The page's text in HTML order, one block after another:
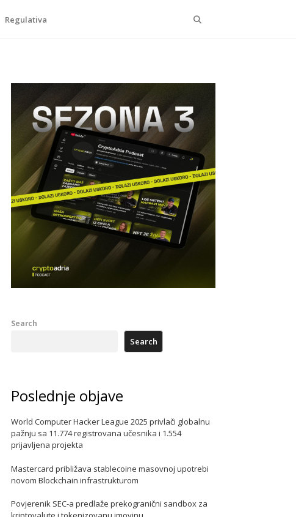
Regulativa
Search
Search
Poslednje objave
World Computer Hacker League 2025 privlači globalnu
pažnju sa 11.774 registrovana učesnika i 1.554
prijavljena projekta
Mastercard približava stablecoine masovnoj upotrebi
novom Blockchain infrastrukturom
Povjerenik SEC-a predlaže prekogranični sandbox za